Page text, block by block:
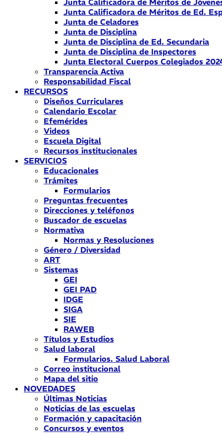
Junta Calificadora de Méritos de
Junta Calificadora de Méritos de Ed.
Junta de Celadores
Junta de Disciplina
Junta de Disciplina de Ed. Secundaria
Junta de Disciplina de Inspectores
Junta Electoral Cuerpos Colegiados
Transparencia Activa
Responsabilidad Fiscal
RECURSOS
Diseños Curriculares
Calendario Escolar
Efemérides
Videos
Escuela Digital
Recursos institucionales
SERVICIOS
Educacionales
Trámites
Formularios
Preguntas frecuentes
Direcciones y teléfonos
Buscador de escuelas
Normativa
Normas y Resoluciones
Género / Diversidad
ART
Sistemas
GEI
GEI PAD
IDGE
SIGA
SIE
RAWEB
Títulos y Estudios
Salud laboral
Formularios. Salud Laboral
Correo institucional
Mapa del sitio
NOVEDADES
Últimas Noticias
Noticias de las escuelas
Formación y capacitación
Concursos y eventos